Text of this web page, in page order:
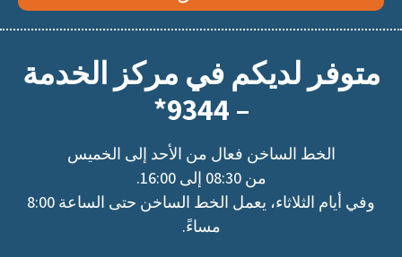
متوفر لديكم في مركز الخدمة
– 9344*
الخط الساخن فعال من الأحد إلى الخميس
من 08:30 إلى 16:00.
وفي أيام الثلاثاء، يعمل الخط الساخن حتى الساعة 8:00
مساءً.